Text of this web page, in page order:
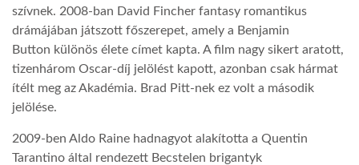
szívnek. 2008-ban David Fincher fantasy romantikus
drámájában játszott főszerepet, amely a Benjamin
Button különös élete címet kapta. A film nagy sikert aratott,
tizenhárom Oscar-díj jelölést kapott, azonban csak hármat
ítélt meg az Akadémia. Brad Pitt-nek ez volt a második
jelölése.
2009-ben Aldo Raine hadnagyot alakította a Quentin
Tarantino által rendezett Becstelen brigantyk